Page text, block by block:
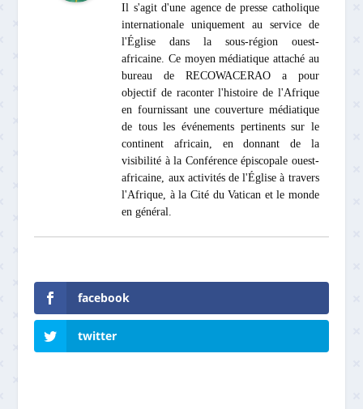
Il s'agit d'une agence de presse catholique
internationale uniquement au service de
l'Église dans la sous-région ouest-
africaine. Ce moyen médiatique attaché au
bureau de RECOWACERAO a pour
objectif de raconter l'histoire de l'Afrique
en fournissant une couverture médiatique
de tous les événements pertinents sur le
continent africain, en donnant de la
visibilité à la Conférence épiscopale ouest-
africaine, aux activités de l'Église à travers
l'Afrique, à la Cité du Vatican et le monde
en général.
facebook
twitter